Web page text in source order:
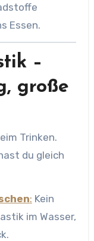
Essen.
–
große
Trinken.
du gleich
: Kein
im Wasser,